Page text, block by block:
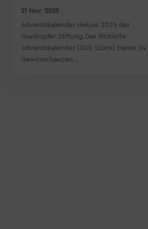
21 Nov. 2025
Adventskalender deluxe 2025 der
Grashüpfer Stiftung Der limitierte
Adventskalender (300 Stück) bietet 24
Gewinnchancen...